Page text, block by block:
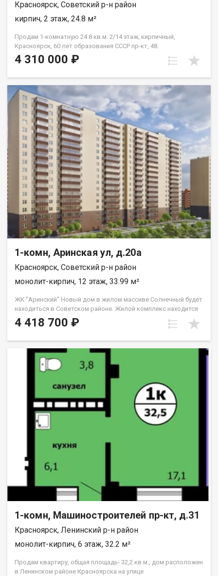
Красноярск, Советский р-н район
кирпич, 2 этаж, 24.8 м²
Продам 1-комнатную 24.8 кв.м. 2/14 этаж, кирпичный,
Красноярск, 60 лет образования СССР пр-кт, 48.
4 310 000 ₽
1-комн, Аринская ул, д.20а
Красноярск, Советский р-н район
монолит-кирпич, 12 этаж, 33.99 м²
ЖК "Аринский" Новый дом в жилом массиве Солнечный будет
находиться в Советском районе. Жилой комплекс находится
вдали от городской суеты, при этом быстро можно
добраться до Взлетки или Октябрьского района по
развитая инфраструктура. Рядом с жилым комплексам
находятся поликлиника, школы, детские сады, супермаркеты,
магазины, салоны красоты, скверы и парки для прогулок.
Дворы Двор у домов предусматривает зоны отдыха,
озеленение, подсветку, в жилом комплексе есть детская и
спортивная площадки со всем необходимым, как для самых
маленьких жильцов, так и старших. Паркинг Наземная
парковка.
4 418 700 ₽
1-комн, Машиностроителей пр-кт, д.31
Красноярск, Ленинский р-н район
монолит-кирпич, 6 этаж, 32.2 м²
Продам квартиру, общая площадь- 32,2 кв.м., дом расположен
в Ленинском районе Красноярска на улице